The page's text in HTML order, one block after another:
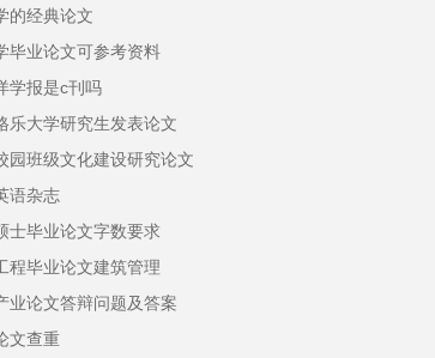
的经典论文
毕业论文可参考资料
学报是c刊吗
乐大学研究生发表论文
园班级文化建设研究论文
语杂志
士毕业论文字数要求
程毕业论文建筑管理
业论文答辩问题及答案
文查重